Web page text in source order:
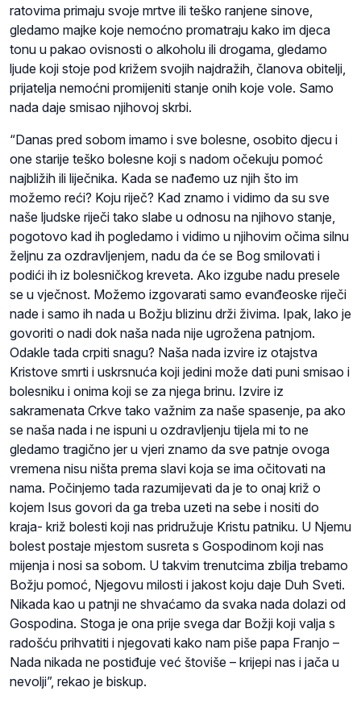
ratovima primaju svoje mrtve ili teško ranjene sinove,
gledamo majke koje nemoćno promatraju kako im djeca
tonu u pakao ovisnosti o alkoholu ili drogama, gledamo
ljude koji stoje pod križem svojih najdražih, članova obitelji,
prijatelja nemoćni promijeniti stanje onih koje vole. Samo
nada daje smisao njihovoj skrbi.
“Danas pred sobom imamo i sve bolesne, osobito djecu i
one starije teško bolesne koji s nadom očekuju pomoć
najbližih ili liječnika. Kada se nađemo uz njih što im
možemo reći? Koju riječ? Kad znamo i vidimo da su sve
naše ljudske riječi tako slabe u odnosu na njihovo stanje,
pogotovo kad ih pogledamo i vidimo u njihovim očima silnu
željnu za ozdravljenjem, nadu da će se Bog smilovati i
podići ih iz bolesničkog kreveta. Ako izgube nadu presele
se u vječnost. Možemo izgovarati samo evanđeoske riječi
nade i samo ih nada u Božju blizinu drži živima. Ipak, lako je
govoriti o nadi dok naša nada nije ugrožena patnjom.
Odakle tada crpiti snagu? Naša nada izvire iz otajstva
Kristove smrti i uskrsnuća koji jedini može dati puni smisao i
bolesniku i onima koji se za njega brinu. Izvire iz
sakramenata Crkve tako važnim za naše spasenje, pa ako
se naša nada i ne ispuni u ozdravljenju tijela mi to ne
gledamo tragično jer u vjeri znamo da sve patnje ovoga
vremena nisu ništa prema slavi koja se ima očitovati na
nama. Počinjemo tada razumijevati da je to onaj križ o
kojem Isus govori da ga treba uzeti na sebe i nositi do
kraja- križ bolesti koji nas pridružuje Kristu patniku. U Njemu
bolest postaje mjestom susreta s Gospodinom koji nas
mijenja i nosi sa sobom. U takvim trenutcima zbilja trebamo
Božju pomoć, Njegovu milosti i jakost koju daje Duh Sveti.
Nikada kao u patnji ne shvaćamo da svaka nada dolazi od
Gospodina. Stoga je ona prije svega dar Božji koji valja s
radošću prihvatiti i njegovati kako nam piše papa Franjo –
Nada nikada ne postiđuje već štoviše – krijepi nas i jača u
nevolji”, rekao je biskup.